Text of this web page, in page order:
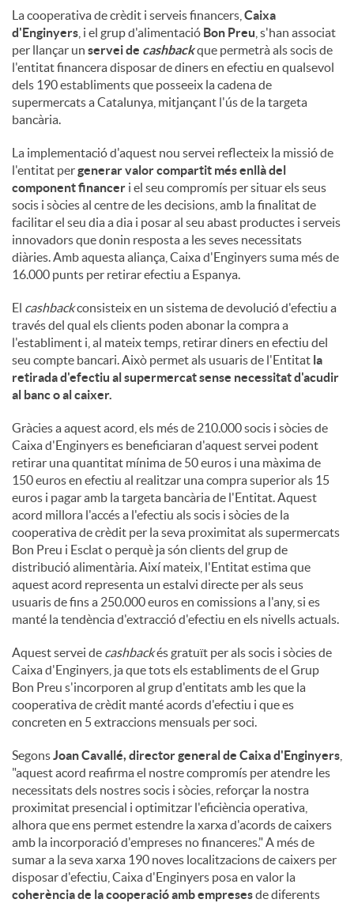
La cooperativa de crèdit i serveis financers, Caixa
d'Enginyers , i el grup d'alimentació Bon Preu , s'han associat
per llançar un servei de cashbackque permetrà als socis de
l'entitat financera disposar de diners en efectiu en qualsevol
dels 190 establiments que posseeix la cadena de
supermercats a Catalunya, mitjançant l'ús de la targeta
bancària.
La implementació d'aquest nou servei reflecteix la missió de
l'entitat pergenerar valor compartit més enllà del
component financer i el seu compromís per situar els seus
socis i sòcies al centre de les decisions, amb la finalitat de
facilitar el seu dia a dia i posar al seu abast productes i serveis
innovadors que donin resposta a les seves necessitats
diàries. Amb aquesta aliança, Caixa d'Enginyers suma més de
16.000 punts per retirar efectiu a Espanya.
El cashbackconsisteix en un sistema de devolució d'efectiu a
través del qual els clients poden abonar la compra a
l'establiment i, al mateix temps, retirar diners en efectiu del
seu compte bancari. Això permet als usuaris de l'Entitat la
retirada d'efectiu al supermercat sense necessitat d'acudir
al banc o al caixer.
Gràcies a aquest acord, els més de 210.000 socis i sòcies de
Caixa d'Enginyers es beneficiaran d'aquest servei podent
retirar una quantitat mínima de 50 euros i una màxima de
150 euros en efectiu al realitzar una compra superior als 15
euros i pagar amb la targeta bancària de l'Entitat. Aquest
acord millora l'accés a l'efectiu als socis i sòcies de la
cooperativa de crèdit per la seva proximitat als supermercats
Bon Preu i Esclat o perquè ja són clients del grup de
distribució alimentària. Així mateix, l'Entitat estima que
aquest acord representa un estalvi directe per als seus
usuaris de fins a 250.000 euros en comissions a l'any, si es
manté la tendència d'extracció d'efectiu en els nivells actuals.
Aquest servei de cashbackés gratuït per als socis i sòcies de
Caixa d'Enginyers, ja que tots els establiments de el Grup
Bon Preu s'incorporen al grup d'entitats amb les que la
cooperativa de crèdit manté acords d'efectiu i que es
concreten en 5 extraccions mensuals per soci.
SegonsJoan Cavallé, director general de Caixa d'Enginyers
"aquest acord reafirma el nostre compromís per atendre les
necessitats dels nostres socis i sòcies, reforçar la nostra
proximitat presencial i optimitzar l'eficiència operativa,
alhora que ens permet estendre la xarxa d'acords de caixers
amb la incorporació d'empreses no financeres." A més de
sumar a la seva xarxa 190 noves localitzacions de caixers per
disposar d'efectiu, Caixa d'Enginyers posa en valor la
coherència de la cooperació amb empresesde diferents